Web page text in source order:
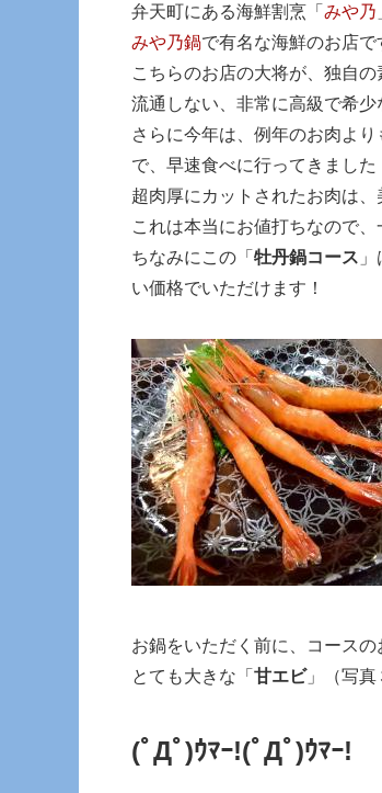
弁天町にある海鮮割烹「 みや乃
みや乃鍋で有名な海鮮のお店で
こちらのお店の大将が、独自
流通しない、非常に高級で希
さらに今年は、例年のお肉よ
で、早速食べに行ってきました
超肉厚にカットされたお肉は
これは本当にお値打ちなので
ちなみにこの「 牡丹鍋コース
い価格でいただけます！
お鍋をいただく前に、コースの
とても大きな「 甘エビ」（写真
(ﾟДﾟ)ｳﾏｰ!(ﾟДﾟ)ｳﾏｰ!